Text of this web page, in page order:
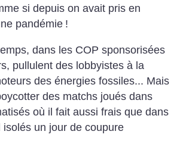
si depuis on avait pris en
pandémie !
dans les COP sponsorisées
pullulent des lobbyistes à la
des énergies fossiles... Mais
des matchs joués dans
où il fait aussi frais que dans
isolés un jour de coupure